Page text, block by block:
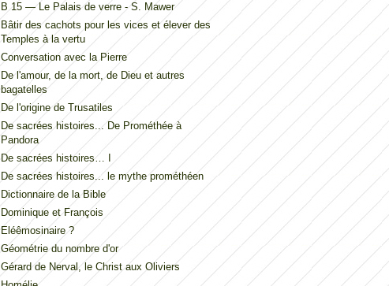
B 15 — Le Palais de verre - S. Mawer
Bâtir des cachots pour les vices et élever des
Temples à la vertu
Conversation avec la Pierre
De l'amour, de la mort, de Dieu et autres
bagatelles
De l'origine de Trusatiles
De sacrées histoires... De Prométhée à
Pandora
De sacrées histoires… I
De sacrées histoires... le mythe prométhéen
Dictionnaire de la Bible
Dominique et François
Eléêmosinaire ?
Géométrie du nombre d'or
Gérard de Nerval, le Christ aux Oliviers